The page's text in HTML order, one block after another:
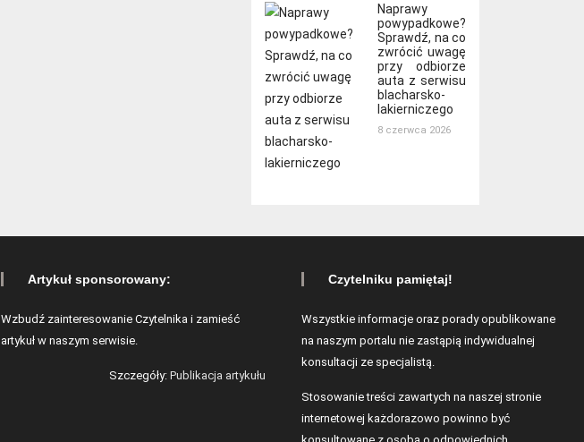
Naprawy
powypadkowe?
Sprawdź, na co
zwrócić uwagę
przy odbiorze
auta z serwisu
blacharsko-
lakierniczego
8 czerwca 2026
Artykuł sponsorowany:
Wzbudź zainteresowanie Czytelnika i zamieść
artykuł w naszym serwisie.
Szczegóły: Publikacja artykułu
Czytelniku pamiętaj!
Wszystkie informacje oraz porady opublikowane
na naszym portalu nie zastąpią indywidualnej
konsultacji ze specjalistą.
Stosowanie treści zawartych na naszej stronie
internetowej każdorazowo powinno być